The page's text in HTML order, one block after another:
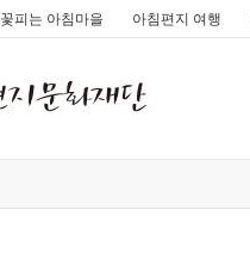
꽃피는 아침마을 아침편지 여행